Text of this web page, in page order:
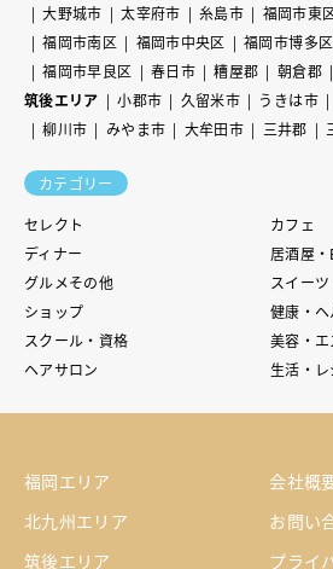
大野城市
太宰府市 糸島市 福岡市東
福岡市南区
福岡市中央区 福岡市博多区
福岡市早良区
春日市 糟屋郡 朝倉郡
筑後エリア
小郡市 久留米市 うきは市
柳川市
みやま市 大牟田市 三井郡
カテゴリー
セレクト
カフェ
ディナー
居酒屋・
グルメその他
スイー
ショップ
健康・ヘ
スクール・資格
美容・エ
ヘアサロン
生活・レ
福岡エリア
北九州エリア
筑後エリア
会社概
お問い
プライ